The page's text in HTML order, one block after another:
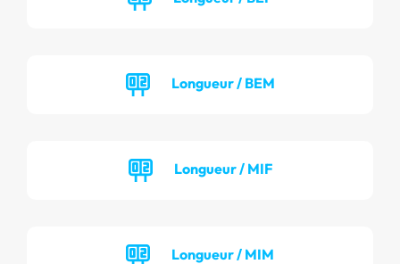
Longueur / BEM
Longueur / MIF
Longueur / MIM